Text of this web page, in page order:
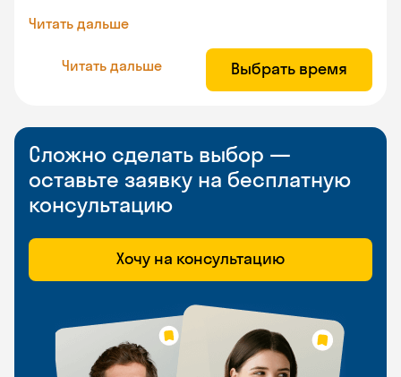
Читать дальше
Читать дальше Выбрать время
Сложно сделать выбор —
оставьте заявку на бесплатную
консультацию
Хочу на консультацию